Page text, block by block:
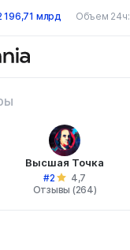
196,71 млрд Объем 24ч:
Высшая Точка
#2
4,7
Отзывы (264)